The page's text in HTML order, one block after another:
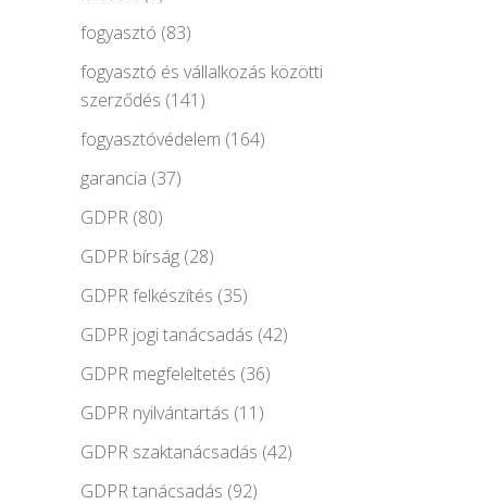
fogyasztó (83)
fogyasztó és vállalkozás közötti
szerződés (141)
fogyasztóvédelem (164)
garancia (37)
GDPR (80)
GDPR bírság (28)
GDPR felkészítés (35)
GDPR jogi tanácsadás (42)
GDPR megfeleltetés (36)
GDPR nyilvántartás (11)
GDPR szaktanácsadás (42)
GDPR tanácsadás (92)